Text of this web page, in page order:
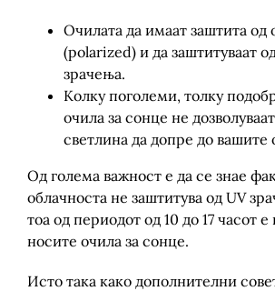
Очилата да имаат заштита од
(polarized) и да заштитуваат
зрачења.
Колку поголеми, толку
очила за сонце не
светлина да допре до вашите
Од голема важност е да се знае
облачноста не заштитува од UV
тоа од периодот од 10 до 17 часот е
носите очила за сонце.
Исто така како дополнителни